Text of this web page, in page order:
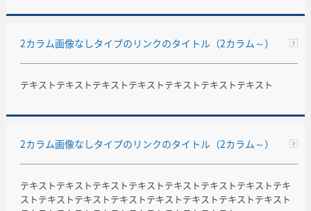
2カラム画像なしタイプのリンクのタイトル（2カラム～）
テキストテキストテキストテキストテキストテキストテキスト
2カラム画像なしタイプのリンクのタイトル（2カラム～）
テキストテキストテキストテキストテキストテキストテキストテキ
ストテキストテキストテキストテキストテキストテキストテキスト